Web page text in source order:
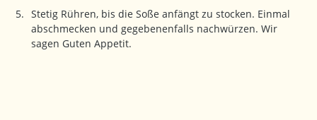
Stetig Rühren, bis die Soße anfängt zu stocken. Einmal
abschmecken und gegebenenfalls nachwürzen. Wir
sagen Guten Appetit.